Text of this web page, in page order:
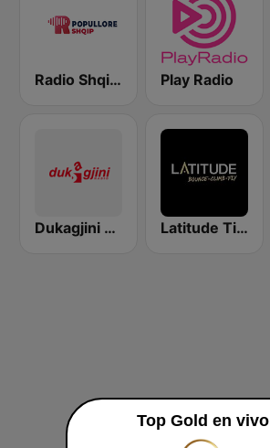
Radio Shqip Popullore Play Radio
Dukagjini Radio Latitude Tirana
Top Gold en vivo